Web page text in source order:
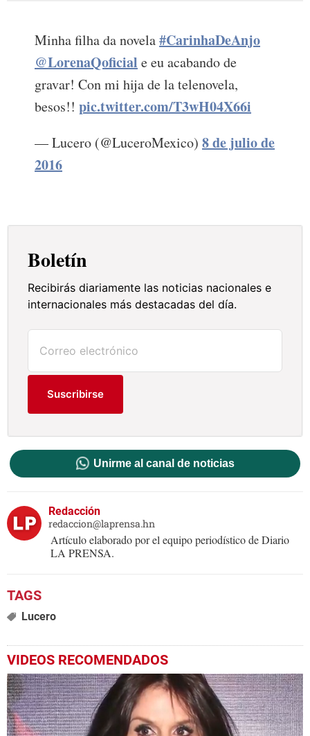
Minha filha da novela#CarinhaDeAnjo
@LorenaQoficial e eu acabando de
gravar! Con mi hija de la telenovela,
besos!! pic.twitter.com/T3wH04X66i
— Lucero (@LuceroMexico) 8 de julio de
2016
Boletín
Recibirás diariamente las noticias nacionales e
internacionales más destacadas del día.
Suscribirse
Unirme al canal de noticias
Redacción
redaccion@laprensa.hn
Artículo elaborado por el equipo periodístico de Diario
LA PRENSA.
Lucero
VIDEOS RECOMENDADOS